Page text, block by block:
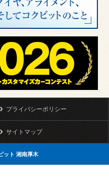
ついて）
げる必要があると考えた場
mailによるご案内、情報の
、あらかじめご了承くださ
定の方法に従い必ず当店に
メールマガジンが数回以上
プライバシーポリシー
サイトマップ
ット 湘南厚木